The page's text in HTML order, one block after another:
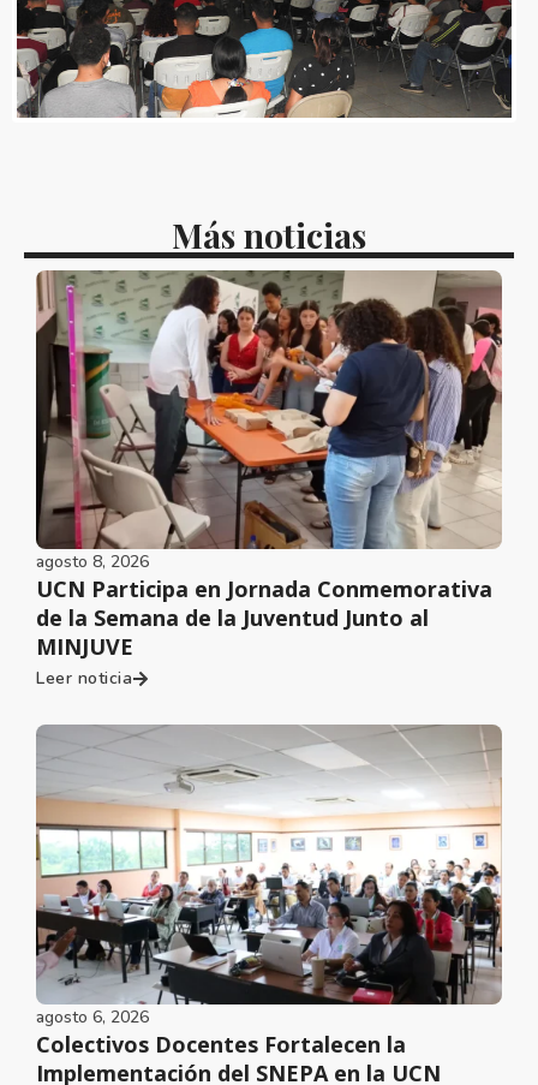
Más noticias
agosto 8, 2026
UCN Participa en Jornada Conmemorativa
de la Semana de la Juventud Junto al
MINJUVE
Leer noticia
agosto 6, 2026
Colectivos Docentes Fortalecen la
Implementación del SNEPA en la UCN